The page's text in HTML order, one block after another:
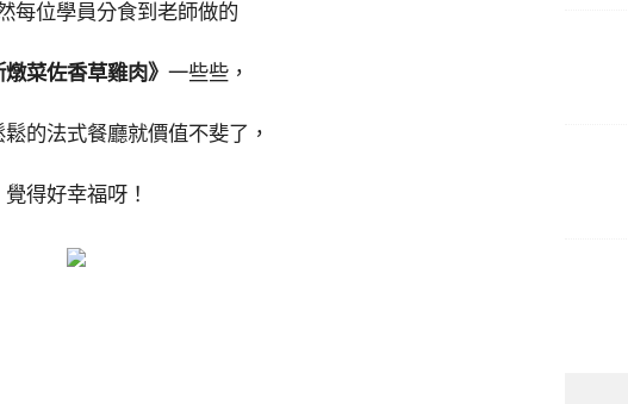
每位學員分食到老師做的
燉菜佐香草雞肉》 一些些，
的法式餐廳就價值不斐了，
覺得好幸福呀！